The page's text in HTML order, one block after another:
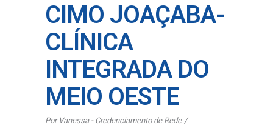
CIMO JOAÇABA-
CLÍNICA
INTEGRADA DO
MEIO OESTE
Por Vanessa - Credenciamento de Rede